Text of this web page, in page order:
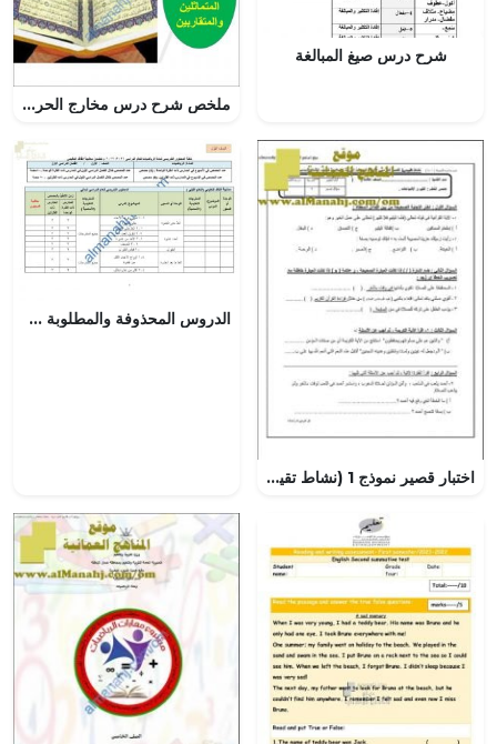
شرح درس صيغ المبالغة
ملخص شرح درس مخارج الحروف (تربية اسلامية) التاسع
اختبار قصير نموذج 1 (نشاط تقييمي) (تربية اسلامية) الثالث
الدروس المحذوفة والمطلوبة وفق الخطة الدراسية الجديدة وفق منهج كامبردج (رياضيات) الأول